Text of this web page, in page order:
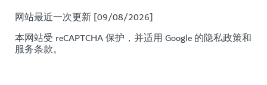
网站最近一次更新 [09/08/2026]
本网站受 reCAPTCHA 保护，并适用 Google 的隐私政策和
服务条款。